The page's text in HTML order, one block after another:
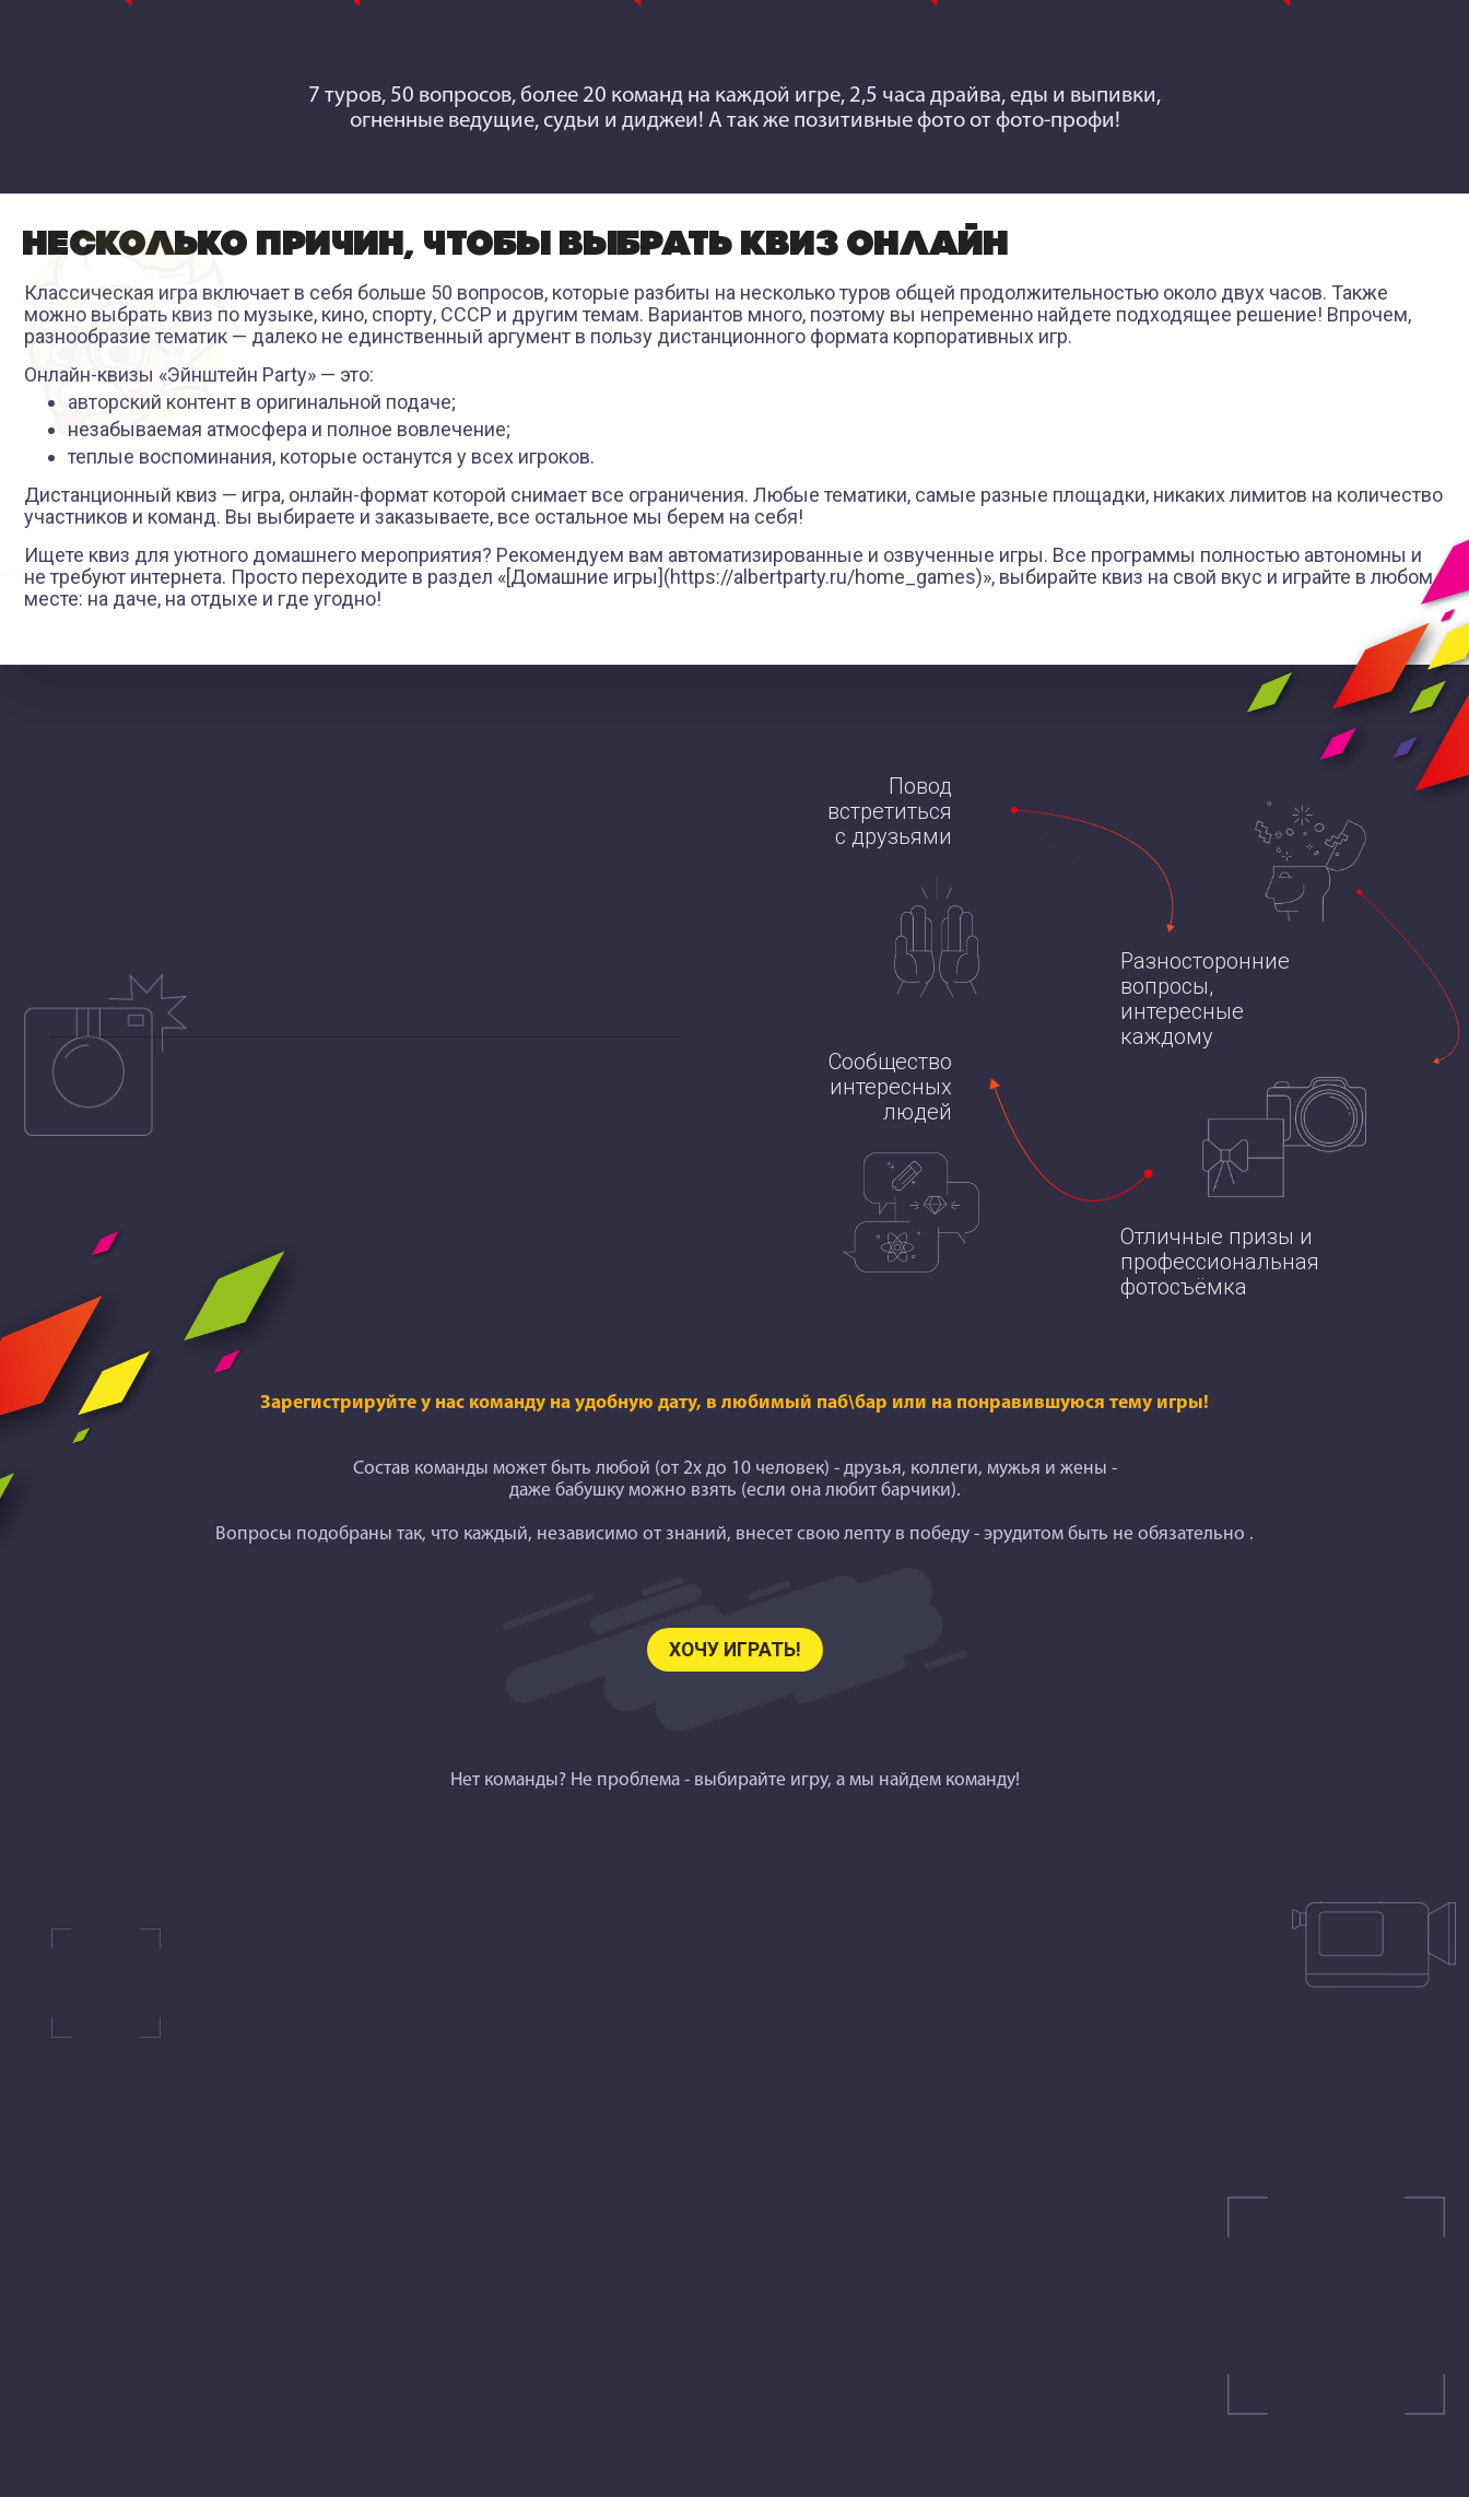
7 туров, 50 вопросов, более 20 команд на каждой игре, 2,5 часа драйва, еды и выпивки,
огненные ведущие, судьи и диджеи! А так же позитивные фото от фото-профи!
НЕСКОЛЬКО ПРИЧИН, ЧТОБЫ ВЫБРАТЬ КВИЗ ОНЛАЙН
Классическая игра включает в себя больше 50 вопросов, которые разбиты на несколько туров общей продолжительностью около двух часов. Также
можно выбрать квиз по музыке, кино, спорту, СССР и другим темам. Вариантов много, поэтому вы непременно найдете подходящее решение! Впрочем,
разнообразие тематик — далеко не единственный аргумент в пользу дистанционного формата корпоративных игр.
Онлайн-квизы «Эйнштейн Party» — это:
авторский контент в оригинальной подаче;
незабываемая атмосфера и полное вовлечение;
теплые воспоминания, которые останутся у всех игроков.
Дистанционный квиз — игра, онлайн-формат которой снимает все ограничения. Любые тематики, самые разные площадки, никаких лимитов на количество
участников и команд. Вы выбираете и заказываете, все остальное мы берем на себя!
Ищете квиз для уютного домашнего мероприятия? Рекомендуем вам автоматизированные и озвученные игры. Все программы полностью автономны и
не требуют интернета. Просто переходите в раздел «[Домашние игры](https://albertparty.ru/home_games)», выбирайте квиз на свой вкус и играйте в любом
месте: на даче, на отдыхе и где угодно!
СМОТРЕТЬ ВСЕ ФОТО
Повод
встретиться
с друзьями
Разносторонние
вопросы,
интересные
каждому
Сообщество
интересных
людей
Отличные призы и
профессиональная
фотосъёмка
Зарегистрируйте у нас команду на удобную дату, в любимый паб\бар или на понравившуюся тему игры!
Состав команды может быть любой (от 2х до 10 человек) - друзья, коллеги, мужья и жены -
даже бабушку можно взять (если она любит барчики).
Вопросы подобраны так, что каждый, независимо от знаний, внесет свою лепту в победу - эрудитом быть не обязательно .
ХОЧУ ИГРАТЬ!
Нет команды? Не проблема - выбирайте игру, а мы найдем команду!